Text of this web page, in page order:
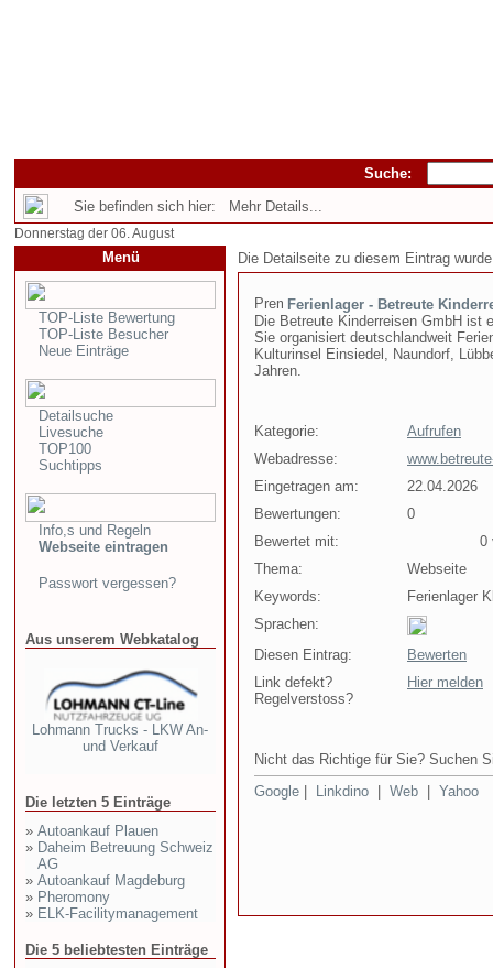
Suche:
Sie befinden sich hier: Mehr Details...
Donnerstag der 06. August
Menü
TOP-Liste Bewertung
TOP-Liste Besucher
Neue Einträge
Detailsuche
Livesuche
TOP100
Suchtipps
Info,s und Regeln
Webseite eintragen
Passwort vergessen?
Aus unserem Webkatalog
Lohmann Trucks - LKW An-
und Verkauf
Die letzten 5 Einträge
» Autoankauf Plauen
» Daheim Betreuung Schweiz
AG
» Autoankauf Magdeburg
» Pheromony
» ELK-Facilitymanagement
Die 5 beliebtesten Einträge
Die Detailseite zu diesem Eintrag
Ferienlager - Betreute
Die Betreute Kinderreisen GmbH ist
Sie organisiert deutschlandweit
Kulturinsel Einsiedel, Naundorf,
Jahren.
Kategorie:
Aufrufen
Webadresse:
Eingetragen am:
22.04.2026
Bewertungen:
0
Bewertet mit:
0
Thema:
Webseite
Keywords:
Ferienlager
Sprachen:
Diesen Eintrag:
Bewerten
Link defekt?
Regelverstoss?
Hier melden
Nicht das Richtige für Sie? Suchen
Google
Linkdino Web Yahoo